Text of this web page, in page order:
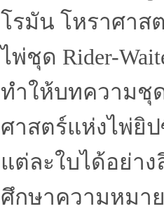
โรมัน โหราศาส
ไพ่ชุด Rider-
ทำให้บทความชุ
ศาสตร์แห่งไพ่ยิ
แต่ละใบได้อย่า
ศึกษาความหมา